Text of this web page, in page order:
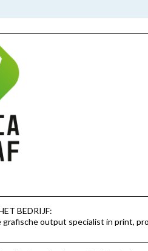
BEDRIJF:
grafische output specialist in print,